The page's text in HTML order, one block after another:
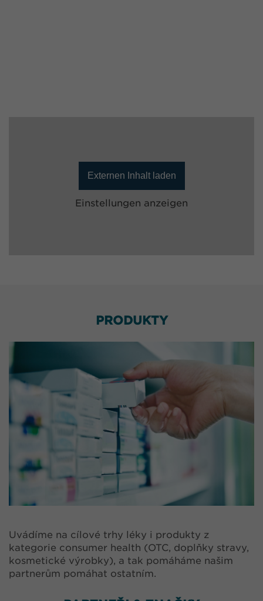
Externen Inhalt laden
Einstellungen anzeigen
PRODUKTY
Uvádíme na cílové trhy léky i produkty z
kategorie consumer health (OTC, doplňky stravy,
kosmetické výrobky), a tak pomáháme našim
partnerům pomáhat ostatním.